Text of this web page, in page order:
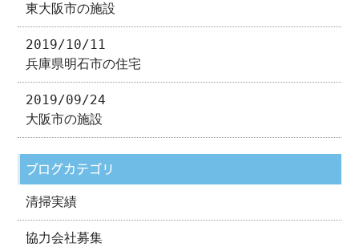
東大阪市の施設
2019/10/11
兵庫県明石市の住宅
2019/09/24
大阪市の施設
ブログカテゴリ
清掃実績
協力会社募集